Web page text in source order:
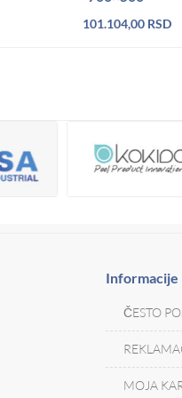
101.104,00 RSD
Informacije
ČESTO
MOJA